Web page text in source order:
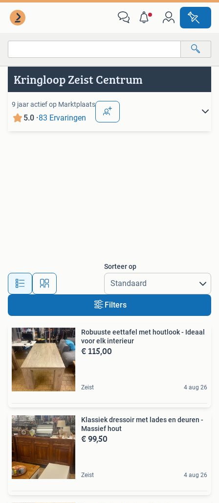
Alle afstanden…
Van deze adverteerder
Kringloop Zeist Centrum
9 jaar actief op Marktplaats
5.0 ·83 Ervaringen
Sorteer op
Filters
Robuuste eettafel met houtlook - Ideaal
voor elk interieur
€ 115,00
Zeist 4 aug 26
Klassiek dressoir met lades en deuren -
Massief hout
€ 99,50
Zeist 4 aug 26